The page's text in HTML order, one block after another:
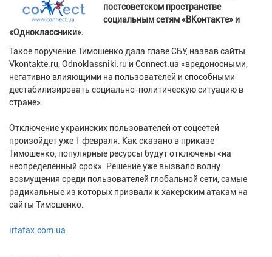
постсоветском пространстве
социальным сетям «ВКонтакте» и
«Одноклассники».
Такое поручение Тимошенко дала главе СБУ, назвав сайты
Vkontakte.ru, Odnoklassniki.ru и Connect.ua «вредоносными,
негативно влияющими на пользователей и способными
дестабилизировать социально-политическую ситуацию в
стране».
Отключение украинских пользователей от соцсетей
произойдет уже 1 февраля. Как сказано в приказе
Тимошенко, популярные ресурсы будут отключены «на
неопределенный срок». Решение уже вызвало волну
возмущения среди пользователей глобальной сети, самые
радикальные из которых призвали к хакерским атакам на
сайты Тимошенко.
irtafax.com.ua